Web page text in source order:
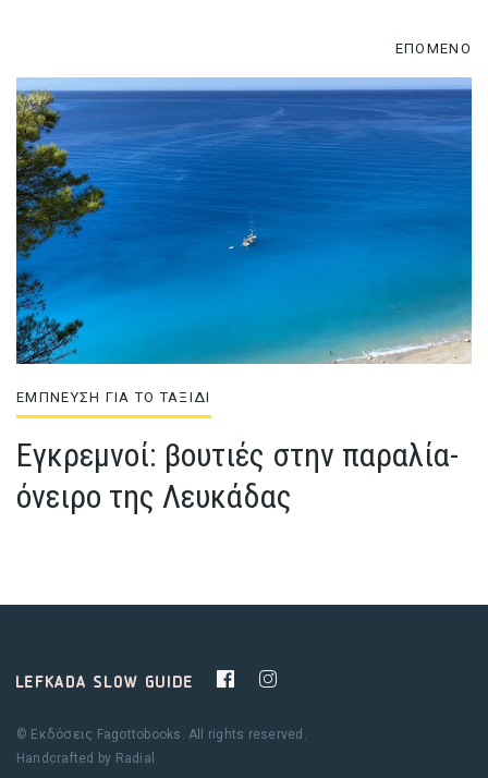
ΕΠΟΜΕΝΟ
ΕΜΠΝΕΥΣΗ ΓΙΑ ΤΟ ΤΑΞΙΔΙ
Εγκρεμνοί: βουτιές στην παραλία-
όνειρο της Λευκάδας
© Εκδόσεις Fagottobooks. All rights reserved.
Handcrafted by Radial